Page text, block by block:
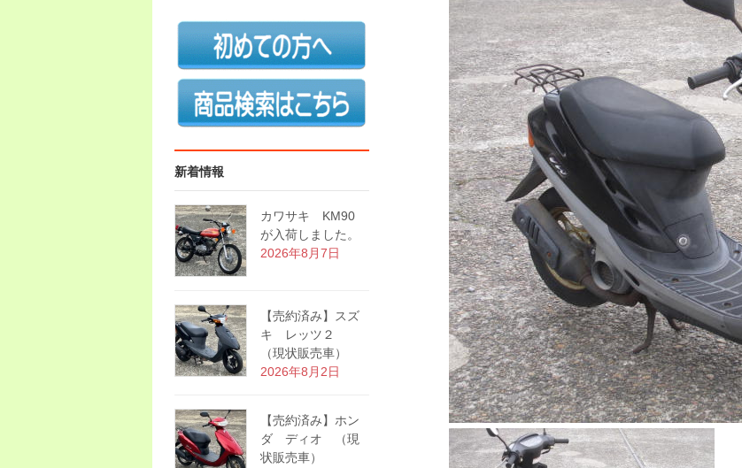
新着情報
カワサキ KM90
が入荷しました。
2026年8月7日
【売約済み】スズ
キ レッツ２
（現状販売車）
2026年8月2日
【売約済み】ホン
ダ ディオ （現
状販売車）